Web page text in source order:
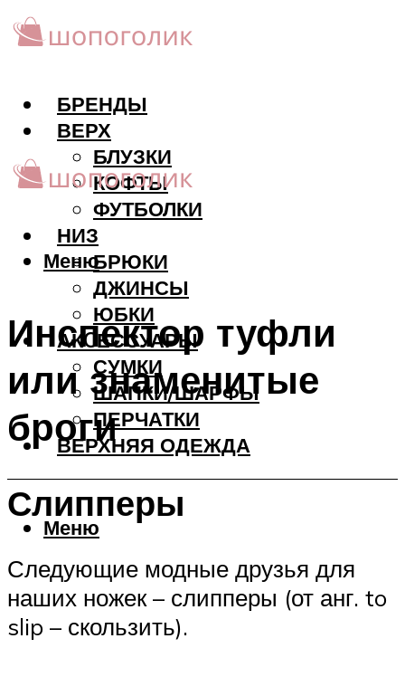
БРЕНДЫ
ВЕРХ
БЛУЗКИ
КОФТЫ
ФУТБОЛКИ
НИЗ
БРЮКИ
ДЖИНСЫ
ЮБКИ
АКCЕССУАРЫ
СУМКИ
ШАПКИ/ШАРФЫ
ПЕРЧАТКИ
ВЕРХНЯЯ ОДЕЖДА
Меню
Меню
Инспектор туфли
или знаменитые
броги
Слипперы
Следующие модные друзья для
наших ножек – слипперы (от анг. to
slip – скользить).